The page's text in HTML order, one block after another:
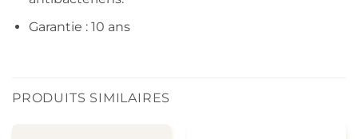
Garantie : 10 ans
PRODUITS SIMILAIRES